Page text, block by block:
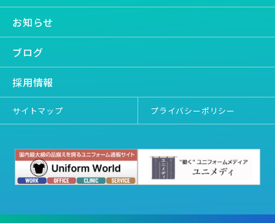
お知らせ
ブログ
採用情報
サイトマップ プライバシーポリシー